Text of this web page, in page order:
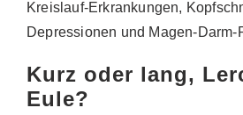
Kreislauf-Erkrankungen,
Depressionen und Magen-Darm-
Kurz oder lang,
Eule?